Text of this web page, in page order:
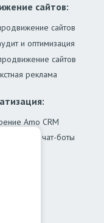
сайтов:
сайтов
и оптимизация
сайтов
реклама
Amo CRM
и чат-боты